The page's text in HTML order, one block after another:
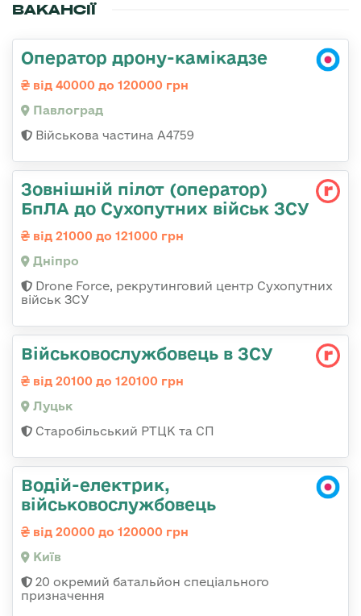
ВАКАНСІЇ
Оператор дрону-камікадзе
від 40000 до 120000 грн
Павлоград
Військова частина А4759
Зовнішній пілот (оператор)
БпЛА до Сухопутних військ ЗСУ
від 21000 до 121000 грн
Дніпро
Drone Force, рекрутинговий центр Сухопутних
військ ЗСУ
Військовослужбовець в ЗСУ
від 20100 до 120100 грн
Луцьк
Старобільський РТЦК та СП
Водій-електрик,
військовослужбовець
від 20000 до 120000 грн
Київ
20 окремий батальйон спеціального
призначення